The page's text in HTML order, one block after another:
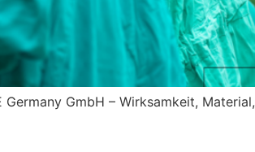
GmbH – Wirksamkeit, Material,